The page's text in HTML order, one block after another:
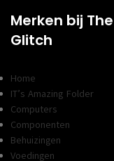
Merken bij The
Glitch
Home
IT’s Amazing Folder
Computers
Componenten
Behuizingen
Voedingen